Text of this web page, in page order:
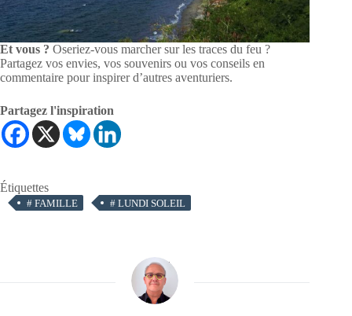
Et vous ? Oseriez-vous marcher sur les traces du feu ?
Partagez vos envies, vos souvenirs ou vos conseils en
commentaire pour inspirer d’autres aventuriers.
Partagez l'inspiration
Étiquettes
# FAMILLE # LUNDI SOLEIL